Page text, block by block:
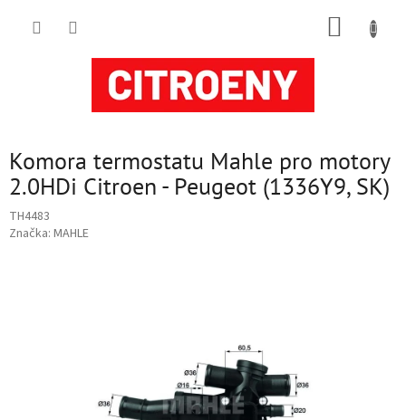
Komora termostatu Mahle pro motory
2.0HDi Citroen - Peugeot (1336Y9, SK)
TH4483
Značka: MAHLE